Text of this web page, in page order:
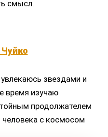
смысл.
звездами и
время изучаю
продолжателем
человека с космосом